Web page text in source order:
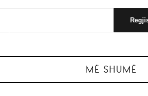
MË SHUMË